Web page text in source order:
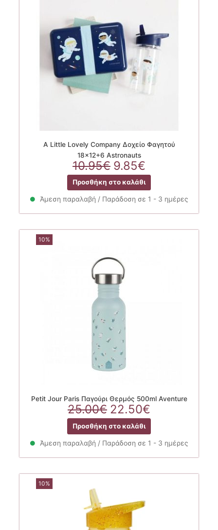
A Little Lovely Company Δοχείο Φαγητού
18×12+6 Astronauts
10.95€ Original
price
was:
10.95€.
9.85€
τρέχουσα
τιμή
είναι:
Προσθήκη στο καλάθι
Άμεση παραλαβή / Παράδοση σε 1 - 3 ημέρες
10%
Petit Jour Paris Παγούρι Θερμός 500ml Aventure
25.00€ Original
price
was:
25.00€.
22.50€
τρέχουσα
τιμή
είναι:
22.50€.
Προσθήκη στο καλάθι
Άμεση παραλαβή / Παράδοση σε 1 - 3 ημέρες
10%